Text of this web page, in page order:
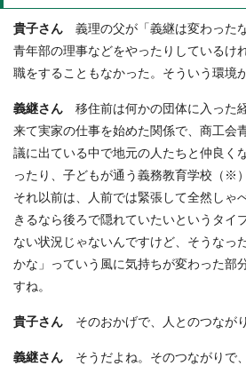
貴子さん 義理の父が「義継は変わった
青年部の理事などをやったりしているけ
職をすることもなかった。そういう環境
義継さん 移住前は何かの団体に入った
来て実家の仕事を始めた関係で、商工会
議に出ている中で地元の人たちと仲良く
ったり、子どもが通う義務教育学校（※
それ以前は、人前では緊張して全然しゃ
きるなら後ろで隠れていたいというタイ
ない状況じゃないんですけど、そうなっ
かな」っていう風に気持ちが変わった部
すね。
貴子さん そのおかげで、人とのつなが
義継さん そうだよね。そのつながりで